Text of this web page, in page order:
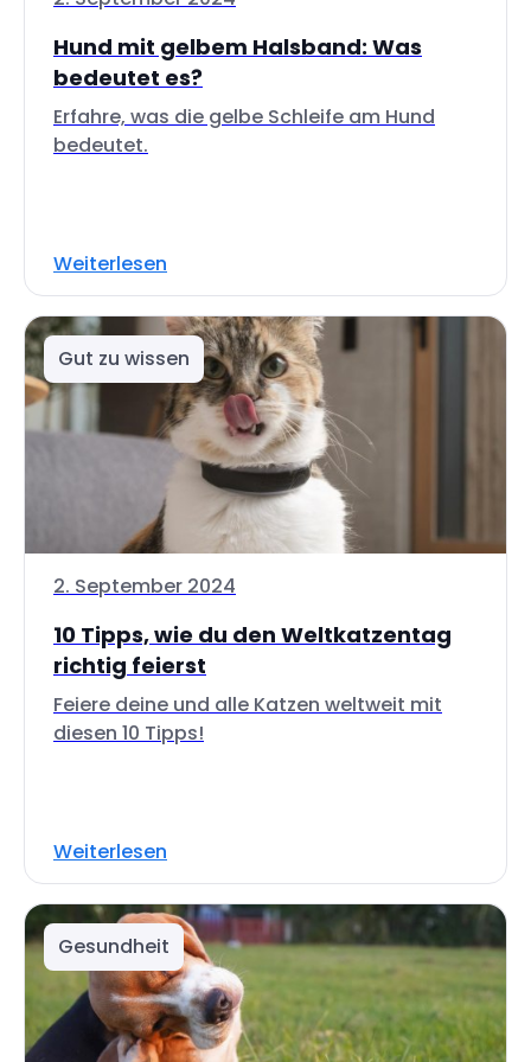
Hund mit gelbem Halsband: Was
bedeutet es?
Erfahre, was die gelbe Schleife am Hund
bedeutet.
Weiterlesen
Gut zu wissen
2. September 2024
10 Tipps, wie du den Weltkatzentag
richtig feierst
Feiere deine und alle Katzen weltweit mit
diesen 10 Tipps!
Weiterlesen
Gesundheit